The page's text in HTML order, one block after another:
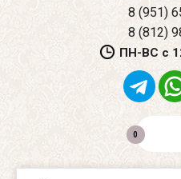
8 (951)
8 (812)
ПН-ВС с
0